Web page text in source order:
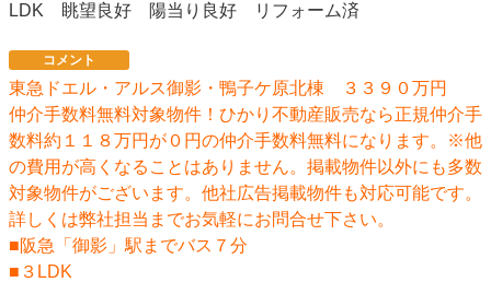
LDK 眺望良好 陽当り良好 リフォーム済
コメント
東急ドエル・アルス御影・鴨子ケ原北棟 ３３９０万円
仲介手数料無料対象物件！ひかり不動産販売なら正規仲介手
数料約１１８万円が０円の仲介手数料無料になります。※他
の費用が高くなることはありません。掲載物件以外にも多数
対象物件がございます。他社広告掲載物件も対応可能です。
詳しくは弊社担当までお気軽にお問合せ下さい。
■阪急「御影」駅までバス７分
■３LDK